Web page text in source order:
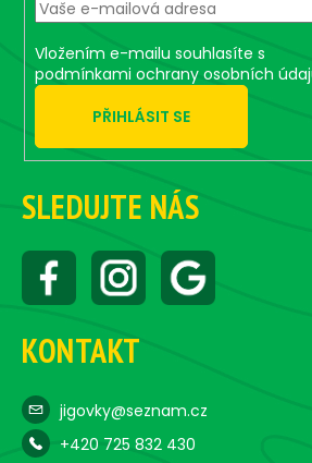
45
Vložením e-mailu souhlasíte s
podmínkami ochrany osobních
PŘIHLÁSIT SE
SLEDUJTE NÁS
KONTAKT
jigovky@seznam.cz
+420 725 832 430